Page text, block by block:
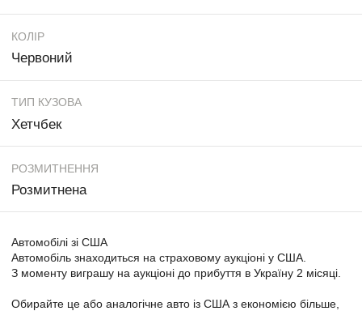
КОЛІР
Червоний
ТИП КУЗОВА
Хетчбек
РОЗМИТНЕННЯ
Розмитнена
Автомобілі зі США
Автомобіль знаходиться на страховому аукціоні у США.
З моменту виграшу на аукціоні до прибуття в Україну 2 місяці.
Обирайте це або аналогічне авто із США з економією більше,